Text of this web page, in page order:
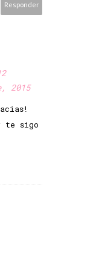
Responder
2015
te sigo